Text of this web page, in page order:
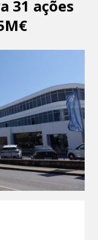
31 ações